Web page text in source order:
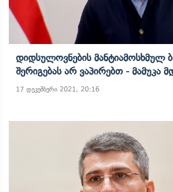
Დიდსულოვნების Მანტიამოსხმულ
Შერიგებას Არ Ვაპირებთ - Მამუკა
17 დეკემბერი 2021, 20:16